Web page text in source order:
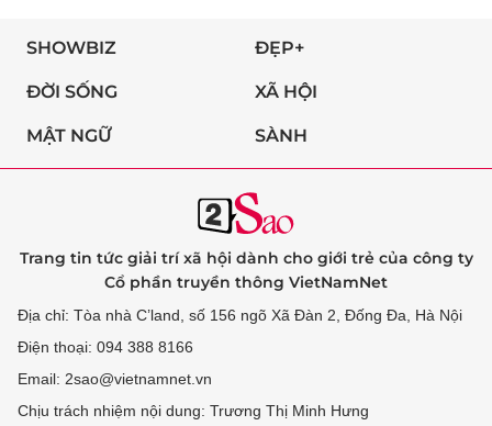
SHOWBIZ ĐẸP+
ĐỜI SỐNG XÃ HỘI
MẬT NGỮ SÀNH
Trang tin tức giải trí xã hội dành cho giới trẻ của công ty
Cổ phần truyền thông VietNamNet
Địa chỉ: Tòa nhà C’land, số 156 ngõ Xã Đàn 2, Đống Đa, Hà Nội
Điện thoại: 094 388 8166
Email: 2sao@vietnamnet.vn
Chịu trách nhiệm nội dung: Trương Thị Minh Hưng